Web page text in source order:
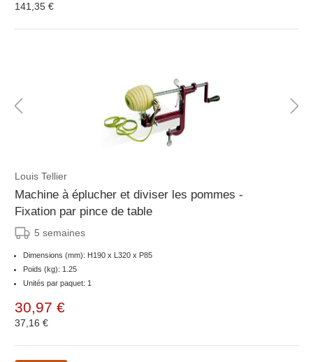
141,35 €
Louis Tellier
Machine à éplucher et diviser les pommes -
Fixation par pince de table
5 semaines
Dimensions (mm): H190 x L320 x P85
Poids (kg): 1.25
Unités par paquet: 1
30,97 €
37,16 €